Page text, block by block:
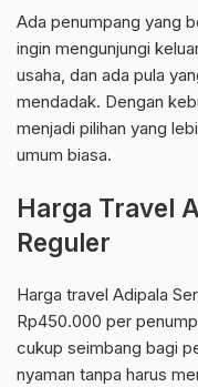
Ada penumpang yang
ingin mengunjungi
usaha, dan ada pula
mendadak. Dengan
menjadi pilihan yang
umum biasa.
Harga Travel
Reguler
Harga travel Adipala
Rp450.000 per
cukup seimbang bagi
nyaman tanpa harus